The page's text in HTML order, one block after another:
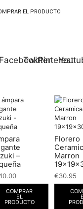
EL PRODUCTO
FacebookTwitterPinterest
–
COMPRAR
EL
PRODUCTO
Florero
Marron
€30.95